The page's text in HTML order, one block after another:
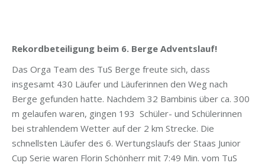
Rekordbeteiligung beim 6. Berge Adventslauf!
Das Orga Team des TuS Berge freute sich, dass
insgesamt 430 Läufer und Läuferinnen den Weg nach
Berge gefunden hatte. Nachdem 32 Bambinis über ca. 300
m gelaufen waren, gingen 193 Schüler- und Schülerinnen
bei strahlendem Wetter auf der 2 km Strecke. Die
schnellsten Läufer des 6. Wertungslaufs der Staas Junior
Cup Serie waren Florin Schönherr mit 7:49 Min. vom TuS